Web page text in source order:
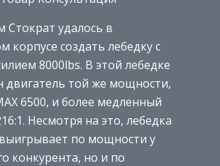
удалось в
корпусе создать лебедку с
8000lbs. В этой лебедке
двигатель той же мощности,
6500, и более медленный
Несмотря на это, лебедка
по мощности у
конкурента, но и по